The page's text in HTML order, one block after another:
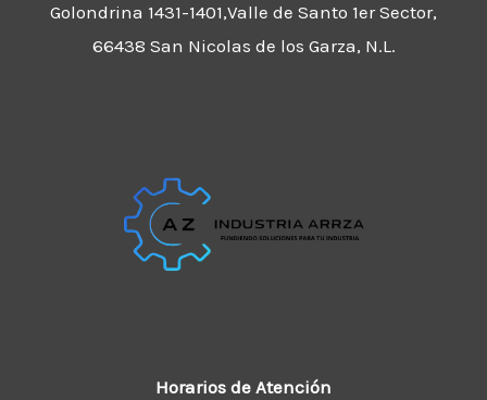
Golondrina 1431-1401,Valle de Santo 1er Sector,
66438 San Nicolas de los Garza, N.L.
Horarios de Atención